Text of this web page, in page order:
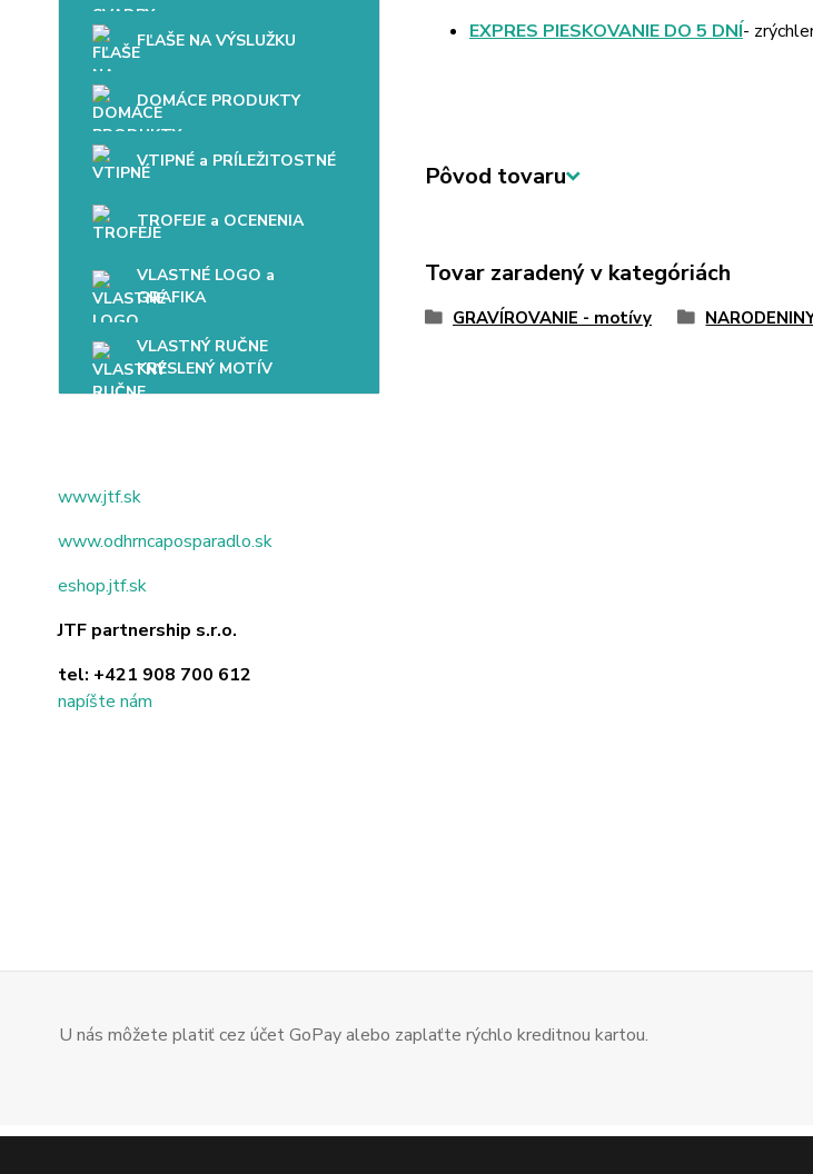
FĽAŠE NA VÝSLUŽKU
DOMÁCE PRODUKTY
VTIPNÉ a PRÍLEŽITOSTNÉ
TROFEJE a OCENENIA
VLASTNÉ LOGO a
GRAFIKA
VLASTNÝ RUČNE
KRESLENÝ MOTÍV
www.jtf.sk
www.odhrncaposparadlo.sk
eshop.jtf.sk
JTF partnership s.r.o.
tel: +421 908 700 612
napíšte nám
EXPRES PIESKOVANIE DO 5 DNÍ-
Pôvod tovaru
Tovar zaradený v kategóriách
GRAVÍROVANIE - motívy
U nás môžete platiť cez účet GoPay alebo zaplaťte rýchlo kreditnou kartou.